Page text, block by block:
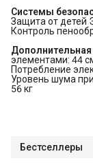
Системы
Защита от детей
Контроль
элементами: 44
Потребление
Уровень шума
56 кг
Бестселлеры